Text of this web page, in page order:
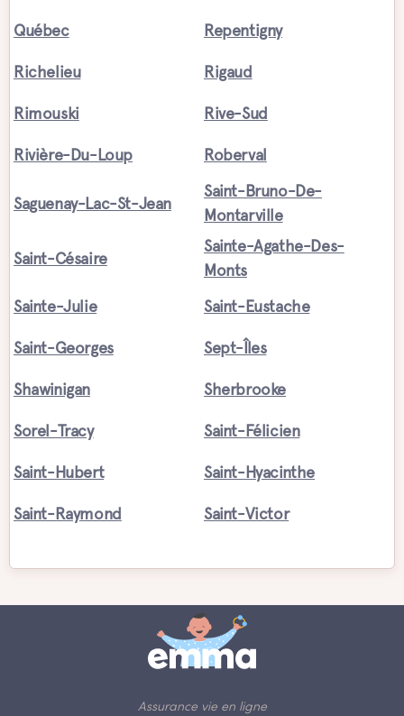
Québec Repentigny
Richelieu Rigaud
Rimouski Rive-Sud
Rivière-Du-Loup Roberval
Saguenay-Lac-St-Jean
Saint-Bruno-De-
Montarville
Saint-Césaire
Sainte-Agathe-Des-
Monts
Sainte-Julie
Saint-Eustache
Saint-Georges Sept-Îles
Shawinigan Sherbrooke
Sorel-Tracy Saint-Félicien
Saint-Hubert Saint-Hyacinthe
Saint-Raymond Saint-Victor
Assurance vie en ligne